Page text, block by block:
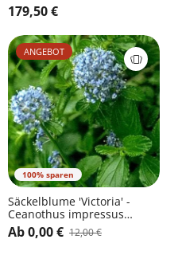
179,50 €
100% sparen
ANGEBOT
Säckelblume 'Victoria' -
Ceanothus impressus
'Victoria'
Ab 0,00 € 12,00 €